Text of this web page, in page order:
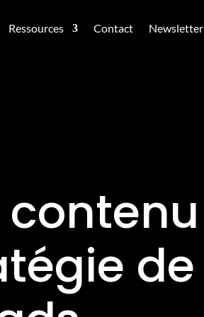
Ressources Contact Newsletter
de